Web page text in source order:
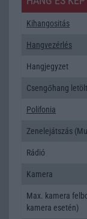
Kihangositás
Hangvezérlés
Hangjegyzet
Csengőhang
Polifonia
Zenelejátszás
Rádió
Kamera
Max. kamera
kamera esetén)